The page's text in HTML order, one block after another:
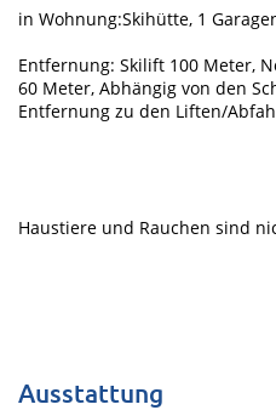
in Wohnung:Skihütte, 1
Entfernung: Skilift 100 Meter,
60 Meter, Abhängig von den
Entfernung zu den Liften/
Haustiere und Rauchen sind
Ausstattung